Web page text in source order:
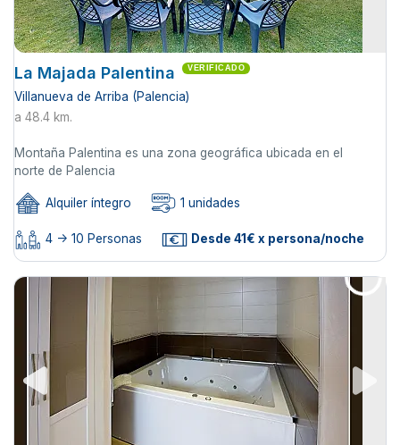
La Majada Palentina VERIFICADO
Villanueva de Arriba (Palencia)
a 48.4 km.
Montaña Palentina es una zona geográfica ubicada en el
norte de Palencia
Alquiler íntegro 1 unidades
4 -> 10 Personas Desde 41€ x persona/noche